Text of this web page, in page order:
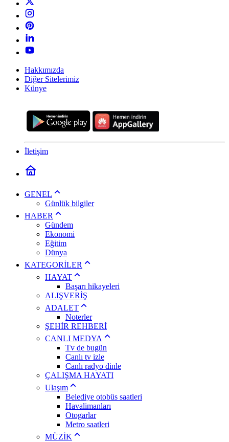
Hakkımızda
Diğer Sitelerimiz
Künye
İletişim
GENEL
Günlük bilgiler
HABER
Gündem
Ekonomi
Eğitim
Dünya
KATEGORİLER
HAYAT
Başarı hikayeleri
ALIŞVERİŞ
ADALET
Noterler
ŞEHİR REHBERİ
CANLI MEDYA
Tv de bugün
Canlı tv izle
Canlı radyo dinle
ÇALIŞMA HAYATI
Ulaşım
Belediye otobüs saatleri
Havalimanları
Otogarlar
Metro saatleri
MÜZİK